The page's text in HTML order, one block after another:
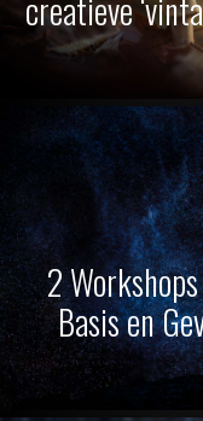
creatieve
2
Basis en